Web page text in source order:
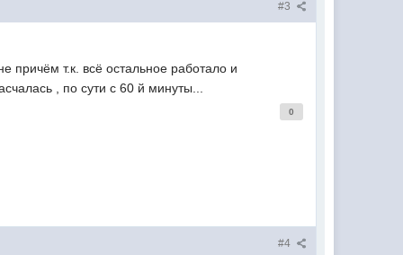
#3
причём т.к. всё остальное работало и
, по сути с 60 й минуты...
0
#4